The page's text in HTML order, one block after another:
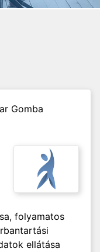
Gomba
folyamatos
ellátása